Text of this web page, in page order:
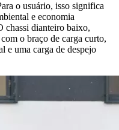
o usuário, isso significa
e economia
chassi dianteiro baixo,
o braço de carga curto,
e uma carga de despejo